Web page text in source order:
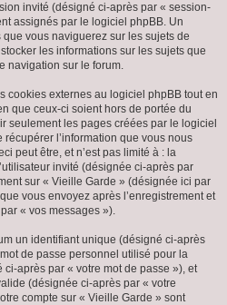
invité (désigné ci-après par « session-
assignés par le logiciel phpBB. Un
vous naviguerez sur les sujets de
les informations sur les sujets que
navigation sur le forum.
cookies externes au logiciel phpBB tout en
que ceux-ci soient hors de portée du
seulement les pages créées par le logiciel
l’information que vous nous
peut être, et n’est pas limité à : la
invité (désignée ci-après par
sur « Vieille Garde » (désignée ici par
vous envoyez après l’enregistrement et
« vos messages »).
un identifiant unique (désigné ci-après
de passe personnel utilisé pour la
après par « votre mot de passe »), et
(désignée ci-après par « votre
compte sur « Vieille Garde » sont